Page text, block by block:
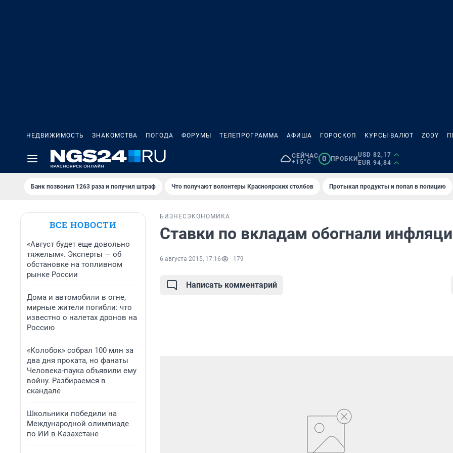
НЕДВИЖИМОСТЬ ЗНАКОМСТВА ПОГОДА ФОРУМЫ ТЕЛЕПРОГРАММА АФИША ГОРОСКОП КУРСЫ ВАЛЮТ ZODY
СЕЙЧАС
+15°C
0 ПРОБКИ
USD 82,17
EUR 94,84
Банк позвонил 1263 раза и получил штраф Что получают волонтеры Красноярских столбов Протыкал продукты и попал в полицию
ВСЕ НОВОСТИ
«Август будет еще довольно
тяжелым». Эксперты — об
обстановке на топливном
рынке России
Дома и автомобили в огне,
мирные жители погибли: что
известно о налетах дронов на
Россию
«Колобок» собрал 100 млн за
два дня проката, но фанаты
Человека-паука объявили ему
войну. Разбираемся в
скандале
Школьники победили на
Международной олимпиаде
по ИИ в Казахстане
БИЗНЕС ЭКОНОМИКА
Ставки по вкладам обогнали
6 августа 2015, 17:16 179
Написать комментарий